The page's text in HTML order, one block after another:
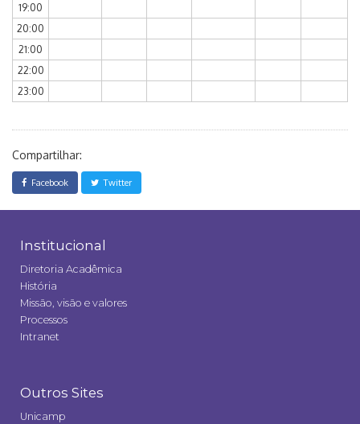
19:00
20:00
21:00
22:00
23:00
Compartilhar:
Facebook Twitter
Institucional
Diretoria Acadêmica
História
Missão, visão e valores
Processos
Intranet
Outros Sites
Unicamp